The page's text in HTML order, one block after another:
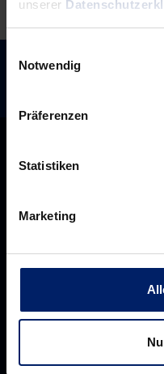
unserer
Notwendig
Präferenzen
Statistiken
Marketing
Rhein-